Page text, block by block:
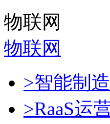
物联网
物联网
>智能制
>RaaS运